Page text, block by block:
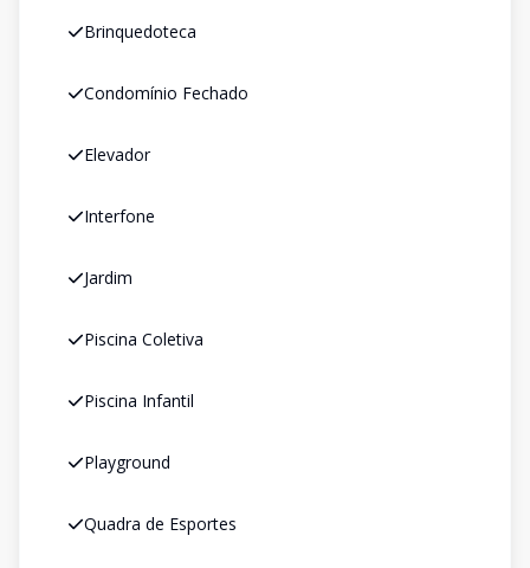
Brinquedoteca
Condomínio Fechado
Elevador
Interfone
Jardim
Piscina Coletiva
Piscina Infantil
Playground
Quadra de Esportes